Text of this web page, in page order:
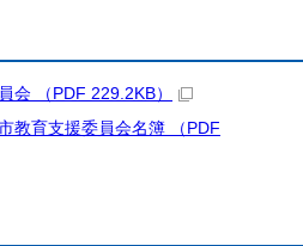
会 （PDF 229.2KB）
育支援委員会名簿 （PDF